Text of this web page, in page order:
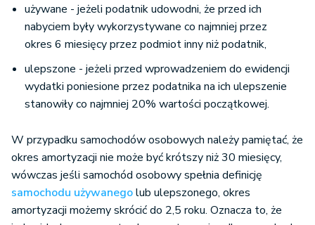
używane - jeżeli podatnik udowodni, że przed ich
nabyciem były wykorzystywane co najmniej przez
okres 6 miesięcy przez podmiot inny niż podatnik,
ulepszone - jeżeli przed wprowadzeniem do ewidencji
wydatki poniesione przez podatnika na ich ulepszenie
stanowiły co najmniej 20% wartości początkowej.
W przypadku samochodów osobowych należy pamiętać, że
okres amortyzacji nie może być krótszy niż 30 miesięcy,
wówczas jeśli samochód osobowy spełnia definicję
samochodu używanegolub ulepszonego, okres
amortyzacji możemy skrócić do 2,5 roku. Oznacza to, że